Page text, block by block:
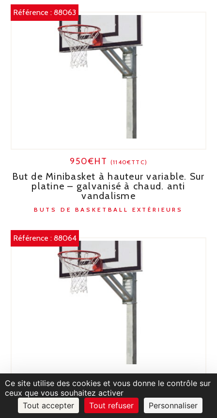
Référence :88063
950€HT (1140€TTC)
But de Minibasket à hauteur variable. Sur
platine – galvanisé à chaud. anti
vandalisme
BUTS DE BASKETBALL EXTÉRIEURS
Référence :88064
750€HT (900€TTC)
But de Minibasket à hauteur variable. Sur
platine – thermolaqué. anti vandalisme
Ce site utilise des cookies et vous donne le contrôle sur
ceux que vous souhaitez activer
Tout accepter
Tout refuser Personnaliser